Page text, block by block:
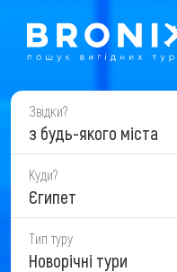
Звідки?
з будь-якого міста
Куди?
Єгипет
Тип туру
Новорічні тури